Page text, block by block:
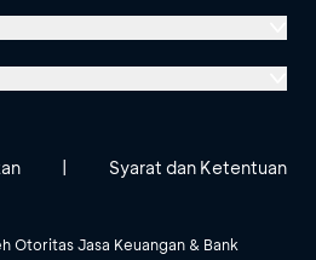
Otoritas Jasa Keuangan & Bank
| Syarat dan Ketentuan